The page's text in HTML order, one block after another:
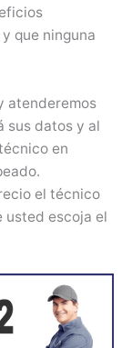
que ninguna
atenderemos
sus datos y al
en
el técnico
usted escoja el